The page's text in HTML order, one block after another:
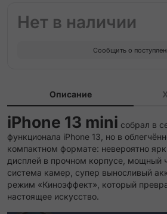
Нет в наличии
Сообщить о
Описание
iPhone 13 mini собрал в
функционала iPhone 13, но в
компактном формате: невероятно
дисплей в прочном корпусе, мощный
система камер, супер выносливый
режим «Киноэффект», который
настоящее искусство.